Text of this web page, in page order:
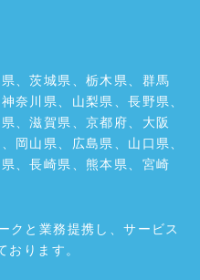
、茨城県、栃木県、群馬
奈川県、山梨県、長野県、
、滋賀県、京都府、大阪
岡山県、広島県、山口県、
、長崎県、熊本県、宮崎
クと業務提携し、サービス
おります。